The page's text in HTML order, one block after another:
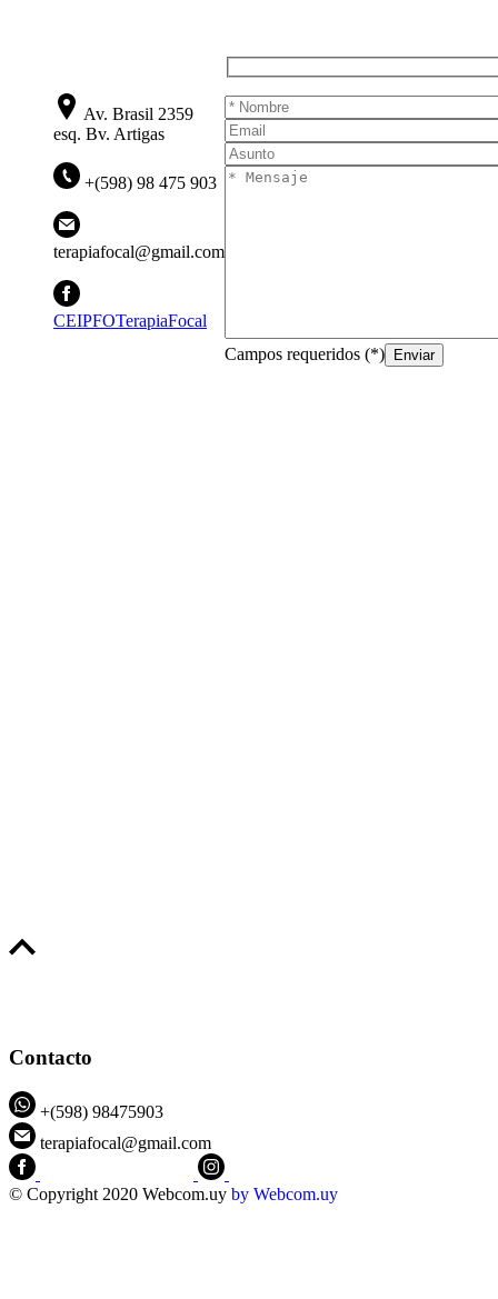
Av. Brasil 2359
esq. Bv. Artigas
+(598) 98 475 903
terapiafocal@gmail.com
CEIPFOTerapiaFocal
Campos requeridos (*)
Contacto
+(598) 98475903
terapiafocal@gmail.com
© Copyright 2020 Webcom.uy by Webcom.uy